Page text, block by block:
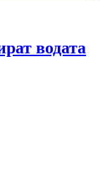
водата